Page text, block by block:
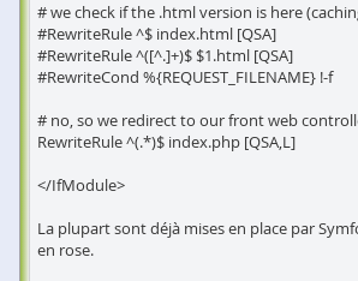
# we check if the .html version is here
#RewriteRule ^$ index.html [QSA]
#RewriteRule ^([^.]+)$ $1.html [QSA]
#RewriteCond %{REQUEST_FILENAME} !-f
# no, so we redirect to our front web
RewriteRule ^(.*)$ index.php [QSA,L]
</IfModule>
La plupart sont déjà mises en place par
en rose.